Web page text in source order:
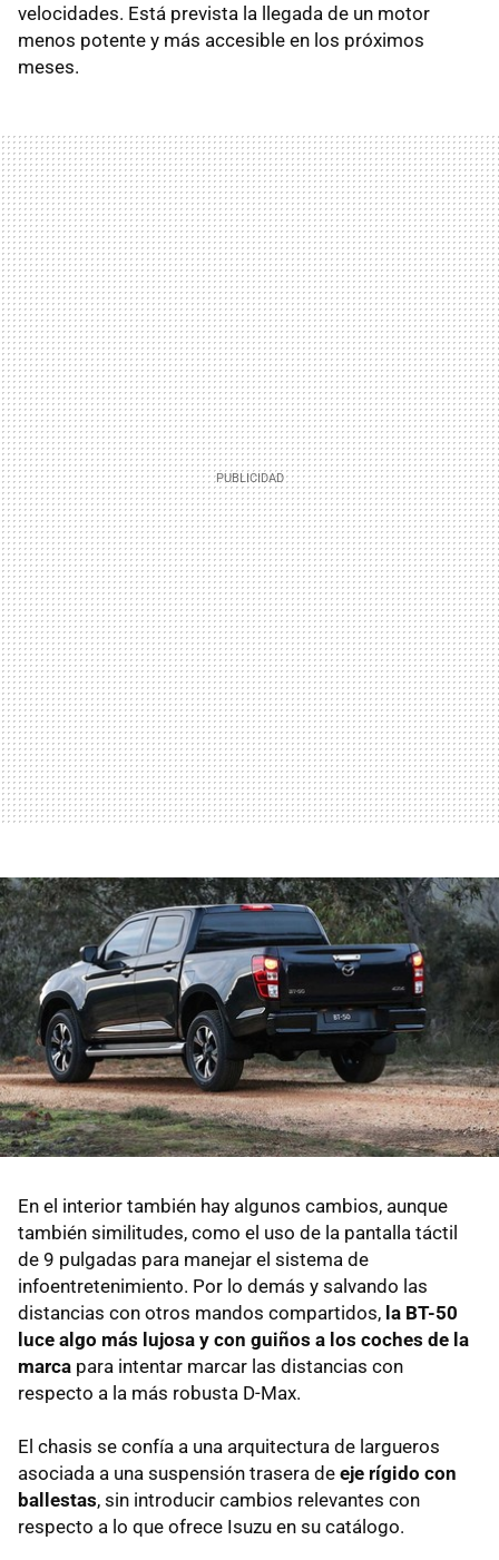
velocidades. Está prevista la llegada de un motor
menos potente y más accesible en los próximos
meses.
En el interior también hay algunos cambios, aunque
también similitudes, como el uso de la pantalla táctil
de 9 pulgadas para manejar el sistema de
infoentretenimiento. Por lo demás y salvando las
distancias con otros mandos compartidos, la BT-50
luce algo más lujosa y con guiños a los coches de la
marca para intentar marcar las distancias con
respecto a la más robusta D-Max.
El chasis se confía a una arquitectura de largueros
asociada a una suspensión trasera de eje rígido con
ballestas, sin introducir cambios relevantes con
respecto a lo que ofrece Isuzu en su catálogo.